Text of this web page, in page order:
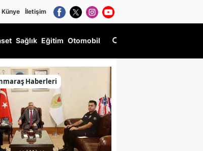
Künye İletişim
Sağlık Eğitim Otomobil
Haberleri